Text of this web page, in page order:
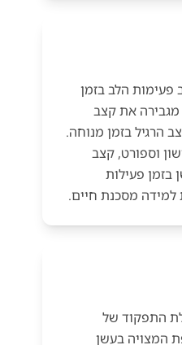
פעימות הלב בזמן
מגבירה את קצב
הרגיל בזמן מנוחה.
וספורט, קצב
פעילות
למידה מסכנת חיים.
התפקוד של
המצויה בעשן